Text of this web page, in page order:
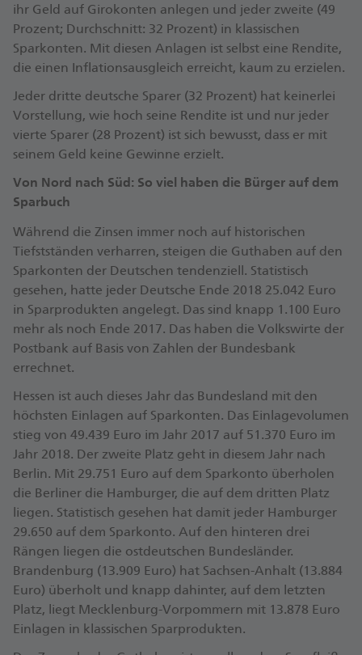
ihr Geld auf Girokonten anlegen und jeder zweite (49
Prozent; Durchschnitt: 32 Prozent) in klassischen
Sparkonten. Mit diesen Anlagen ist selbst eine Rendite,
die einen Inflationsausgleich erreicht, kaum zu erzielen.
Jeder dritte deutsche Sparer (32 Prozent) hat keinerlei
Vorstellung, wie hoch seine Rendite ist und nur jeder
vierte Sparer (28 Prozent) ist sich bewusst, dass er mit
seinem Geld keine Gewinne erzielt.
Von Nord nach Süd: So viel haben die Bürger auf dem
Sparbuch
Während die Zinsen immer noch auf historischen
Tiefstständen verharren, steigen die Guthaben auf den
Sparkonten der Deutschen tendenziell. Statistisch
gesehen, hatte jeder Deutsche Ende 2018 25.042 Euro
in Sparprodukten angelegt. Das sind knapp 1.100 Euro
mehr als noch Ende 2017. Das haben die Volkswirte der
Postbank auf Basis von Zahlen der Bundesbank
errechnet.
Hessen ist auch dieses Jahr das Bundesland mit den
höchsten Einlagen auf Sparkonten. Das Einlagevolumen
stieg von 49.439 Euro im Jahr 2017 auf 51.370 Euro im
Jahr 2018. Der zweite Platz geht in diesem Jahr nach
Berlin. Mit 29.751 Euro auf dem Sparkonto überholen
die Berliner die Hamburger, die auf dem dritten Platz
liegen. Statistisch gesehen hat damit jeder Hamburger
29.650 auf dem Sparkonto. Auf den hinteren drei
Rängen liegen die ostdeutschen Bundesländer.
Brandenburg (13.909 Euro) hat Sachsen-Anhalt (13.884
Euro) überholt und knapp dahinter, auf dem letzten
Platz, liegt Mecklenburg-Vorpommern mit 13.878 Euro
Einlagen in klassischen Sparprodukten.